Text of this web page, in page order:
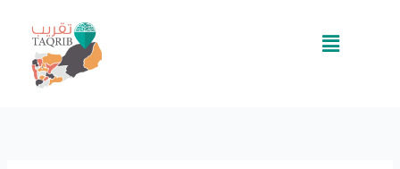
القائمة